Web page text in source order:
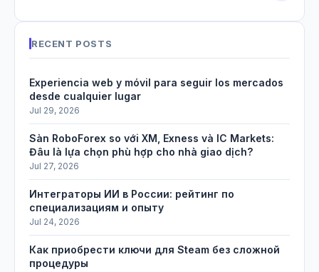
RECENT POSTS
Experiencia web y móvil para seguir los mercados
desde cualquier lugar
Jul 29, 2026
Sàn RoboForex so với XM, Exness và IC Markets:
Đâu là lựa chọn phù hợp cho nhà giao dịch?
Jul 27, 2026
Интеграторы ИИ в России: рейтинг по
специализациям и опыту
Jul 24, 2026
Как приобрести ключи для Steam без сложной
процедуры